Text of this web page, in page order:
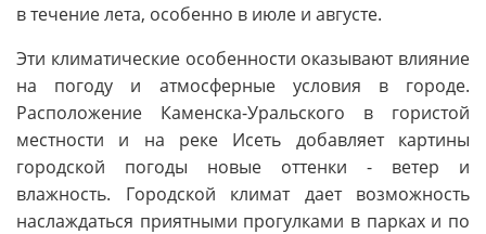
в течение лета, особенно в июле и августе.
Эти климатические особенности оказывают влияние
на погоду и атмосферные условия в городе.
Расположение Каменска-Уральского в гористой
местности и на реке Исеть добавляет картины
городской погоды новые оттенки - ветер и
влажность. Городской климат дает возможность
наслаждаться приятными прогулками в парках и по